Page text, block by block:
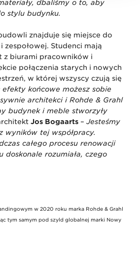
dbaliśmy o to, aby
stylu budynku.
znajduje się miejsce do
zespołowej. Studenci mają
z biurami pracowników i
połączenia starych i nowych
w której wszyscy czują się
efekty końcowe możesz sobie
architekci i Rohde & Grahl
budynek i meble stworzyły
Jos Bogaarts – Jesteśmy
wyników tej współpracy.
całego procesu renowacji
doskonale rozumiała, czego
w 2020 roku marka Rohde & Grahl
tym samym pod szyld globalnej marki Nowy